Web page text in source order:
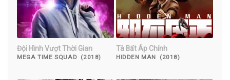
Đội Hình Vượt Thời Gian
MEGA TIME SQUAD (2018)
Tà Bất Áp Chính
HIDDEN MAN (2018)